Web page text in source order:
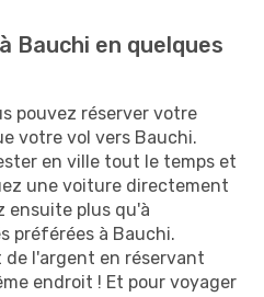
Bauchi en quelques
pouvez réserver votre
votre vol vers Bauchi.
en ville tout le temps et
une voiture directement
ensuite plus qu'à
préférées à Bauchi.
de l'argent en réservant
endroit ! Et pour voyager